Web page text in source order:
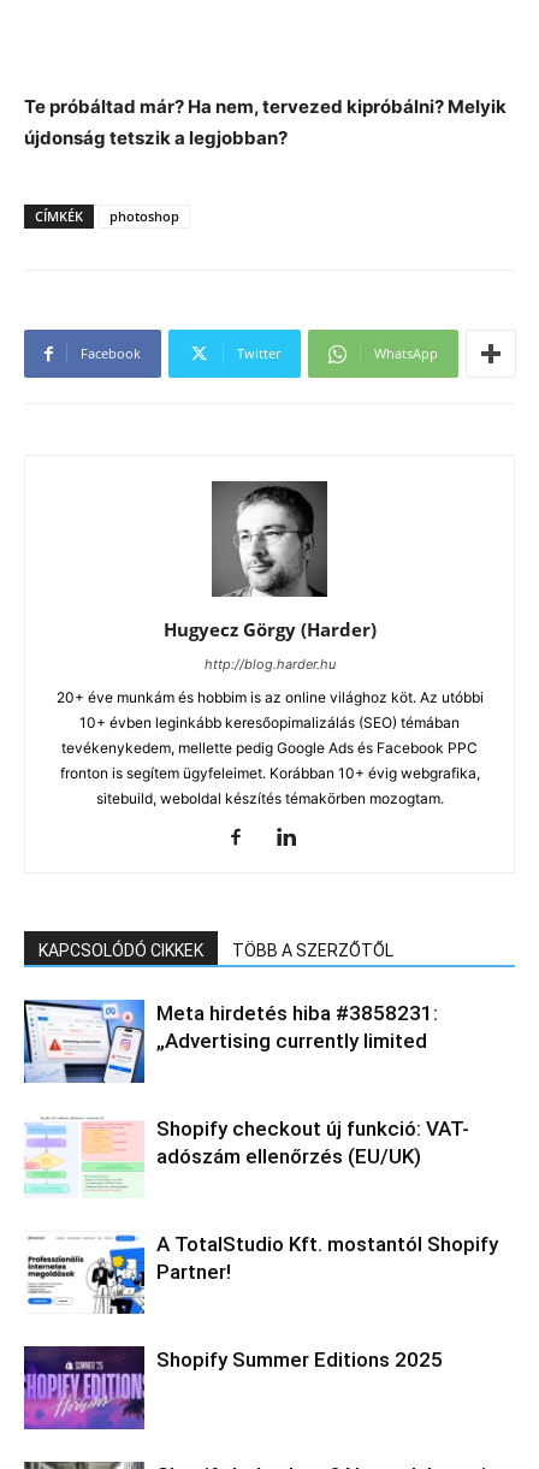
Te próbáltad már? Ha nem, tervezed kipróbálni? Melyik
újdonság tetszik a legjobban?
CÍMKÉK photoshop
Facebook Twitter WhatsApp
Hugyecz Görgy (Harder)
http://blog.harder.hu
20+ éve munkám és hobbim is az online világhoz köt. Az utóbbi
10+ évben leginkább keresőopimalizálás (SEO) témában
tevékenykedem, mellette pedig Google Ads és Facebook PPC
fronton is segítem ügyfeleimet. Korábban 10+ évig webgrafika,
sitebuild, weboldal készítés témakörben mozogtam.
KAPCSOLÓDÓ CIKKEK TÖBB A SZERZŐTŐL
Meta hirdetés hiba #3858231:
„Advertising currently limited
Shopify checkout új funkció: VAT-
adószám ellenőrzés (EU/UK)
A TotalStudio Kft. mostantól Shopify
Partner!
Shopify Summer Editions 2025